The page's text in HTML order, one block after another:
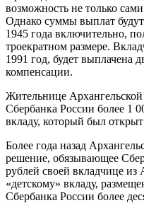
возможность не только
Однако суммы выплат
1945 года включительно,
троекратном размере.
1991 год, будет выплачена
компенсации.
Жительнице Архангельской
Сбербанка России более 1
вкладу, который был
Более года назад
решение, обязывающее
рублей своей вкладчице из
«детскому» вкладу,
Сбербанка России более